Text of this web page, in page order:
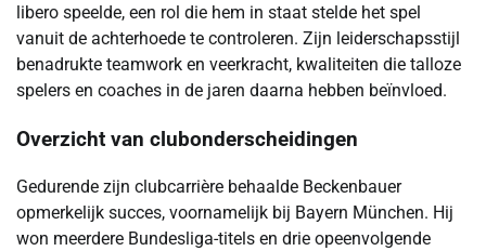
libero speelde, een rol die hem in staat stelde het spel
vanuit de achterhoede te controleren. Zijn leiderschapsstijl
benadrukte teamwork en veerkracht, kwaliteiten die talloze
spelers en coaches in de jaren daarna hebben beïnvloed.
Overzicht van clubonderscheidingen
Gedurende zijn clubcarrière behaalde Beckenbauer
opmerkelijk succes, voornamelijk bij Bayern München. Hij
won meerdere Bundesliga-titels en drie opeenvolgende